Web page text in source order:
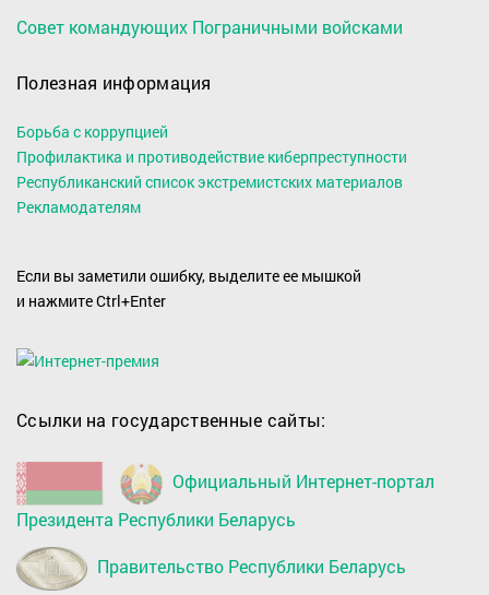
Совет командующих Пограничными войсками
Полезная информация
Борьба с коррупцией
Профилактика и противодействие киберпреступности
Республиканский список экстремистских материалов
Рекламодателям
Если вы заметили ошибку, выделите ее мышкой
и нажмите Ctrl+Enter
Ссылки на государственные сайты:
Официальный Интернет-портал
Президента Республики Беларусь
Правительство Республики Беларусь